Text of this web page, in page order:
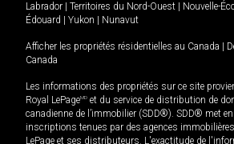
Labrador
Territoires du Nord-Ouest Nouvelle-
Édouard
Yukon Nunavut
Afficher les propriétés résidentielles au Canada
Canada
Les informations des propriétés sur ce site
Royal LePageMD et du service de distribution de
canadienne de l’immobilier (SDD®). SDD® met en
inscriptions tenues par des agences immobilières
LePage et ses distributeurs. L'exactitude de